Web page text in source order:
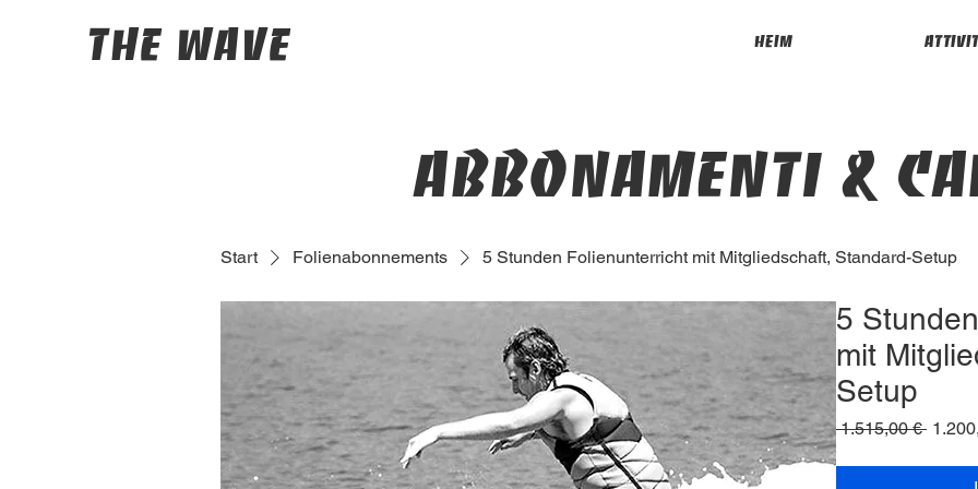
The Wave Heim
abbonamenti &
Start Folienabonnements 5 Stunden Folienunterricht mit Mitgliedschaft, Standard-Setup
5
mit
Setup
1.515,00 €